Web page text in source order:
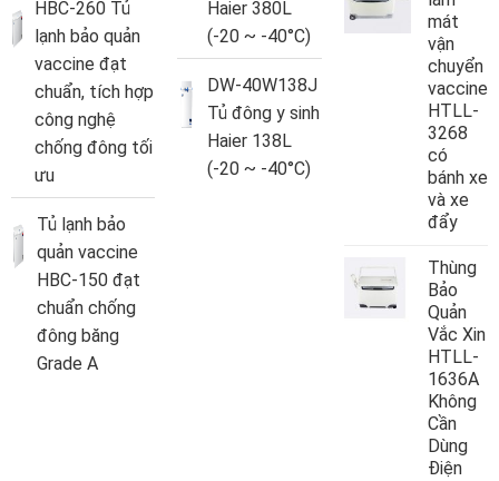
HBC-260 Tủ
lạnh bảo quản
vaccine đạt
chuẩn, tích hợp
công nghệ
chống đông tối
ưu
Tủ lạnh bảo
quản vaccine
HBC-150 đạt
chuẩn chống
đông băng
Grade A
Haier 380L
(-20 ~ -40°C)
DW-40W138J
Tủ đông y sinh
Haier 138L
(-20 ~ -40°C)
mát
vận
chuyển
vaccine
HTLL-
3268
có
bánh xe
và xe
đẩy
Thùng
Bảo
Quản
Vắc Xin
HTLL-
1636A
Không
Cần
Dùng
Điện